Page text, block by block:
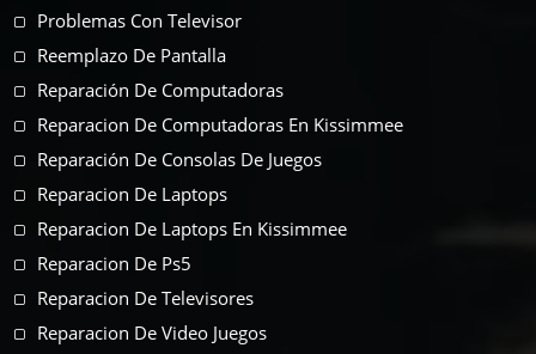
Problemas Con Televisor
Reemplazo De Pantalla
Reparación De Computadoras
Reparacion De Computadoras En Kissimmee
Reparación De Consolas De Juegos
Reparacion De Laptops
Reparacion De Laptops En Kissimmee
Reparacion De Ps5
Reparacion De Televisores
Reparacion De Video Juegos